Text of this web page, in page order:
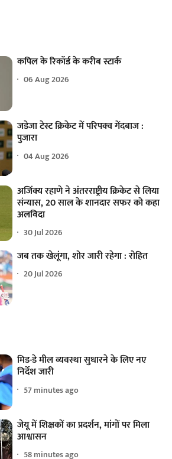
कपिल के रिकॉर्ड के करीब स्टार्क
06 Aug 2026
जडेजा टेस्ट क्रिकेट में परिपक्व गेंदबाज :
पुजारा
04 Aug 2026
अजिंक्य रहाणे ने अंतरराष्ट्रीय क्रिकेट से लिया
संन्यास, 20 साल के शानदार सफर को कहा
अलविदा
30 Jul 2026
जब तक खेलूंगा, शोर जारी रहेगा : रोहित
20 Jul 2026
मिड-डे मील व्यवस्था सुधारने के लिए नए
निर्देश जारी
57 minutes ago
जेयू में शिक्षकों का प्रदर्शन, मांगों पर मिला
आश्वासन
58 minutes ago